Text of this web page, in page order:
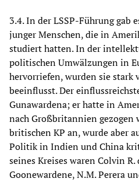
3.4. In der LSSP-Führung gab
junger Menschen, die in
studiert hatten. In der
politischen Umwälzungen in
hervorriefen, wurden sie stark
beeinflusst. Der
Gunawardena; er hatte in
nach Großbritannien gezogen
britischen KP an, wurde aber
Politik in Indien und China
seines Kreises waren Colvin R.
Goonewardene, N.M. Perera